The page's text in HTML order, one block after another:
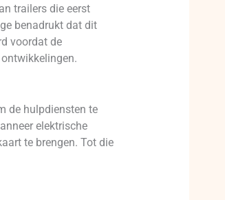
trailers die eerst
benadrukt dat dit
voordat de
de hulpdiensten te
elektrische
te brengen. Tot die